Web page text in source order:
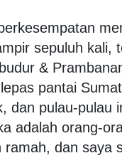
sepuluh kali,
&
pantai
dan pulau-pulau
adalah orang-
ramah, dan saya